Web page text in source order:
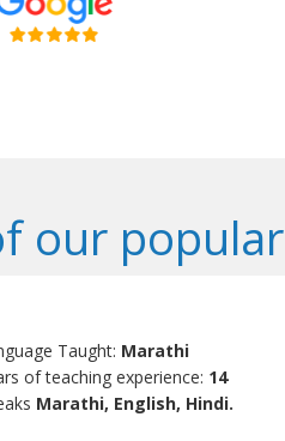
our popular
Taught: Marathi
of teaching experience: 14
Marathi, English, Hindi.